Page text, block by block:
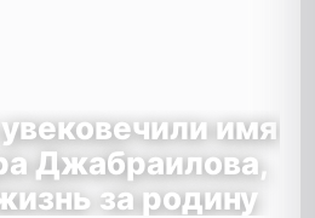
имя
Джабраилова,
за родину